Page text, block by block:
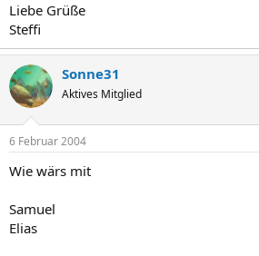
Liebe Grüße
Steffi
Sonne31
Aktives Mitglied
6 Februar 2004
Wie wärs mit
Samuel
Elias